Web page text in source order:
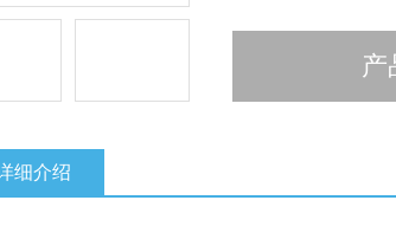
产
细介绍